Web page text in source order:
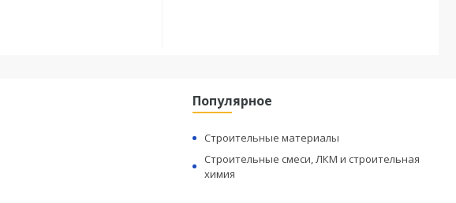
Популярное
Строительные материалы
Строительные смеси, ЛКМ и строительная
химия